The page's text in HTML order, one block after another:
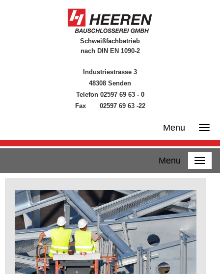
Schweißfachbetrieb
nach DIN EN 1090-2
Industriestrasse 3
48308 Senden
Telefon 02597 69 63 - 0
Fax 02597 69 63 -22
Menu
Menu